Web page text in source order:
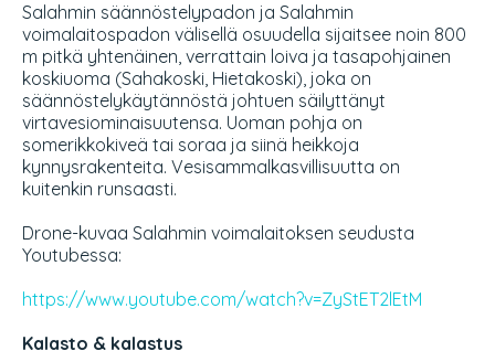
Salahmin säännöstelypadon ja Salahmin
voimalaitospadon välisellä osuudella sijaitsee noin 800
m pitkä yhtenäinen, verrattain loiva ja tasapohjainen
koskiuoma (Sahakoski, Hietakoski), joka on
säännöstelykäytännöstä johtuen säilyttänyt
virtavesiominaisuutensa. Uoman pohja on
somerikkokiveä tai soraa ja siinä heikkoja
kynnysrakenteita. Vesisammalkasvillisuutta on
kuitenkin runsaasti.
Drone-kuvaa Salahmin voimalaitoksen seudusta
Youtubessa:
https://www.youtube.com/watch?v=ZyStET2lEtM
Kalasto & kalastus